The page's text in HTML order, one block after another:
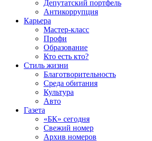
Депутатский портфель
Антикоррупция
Карьера
Мастер-класс
Профи
Образование
Кто есть кто?
Стиль жизни
Благотворительность
Среда обитания
Культура
Авто
Газета
«БК» сегодня
Свежий номер
Архив номеров